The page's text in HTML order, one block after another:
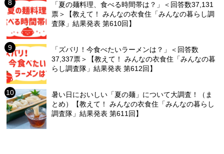
「夏の麺料理、食べる時間帯は？」＜回答数37,131
票＞【教えて！ みんなの衣食住「みんなの暮らし調
査隊」結果発表 第610回】
「ズバリ！今食べたいラーメンは？」＜回答数
37,337票＞【教えて！ みんなの衣食住「みんなの暮
らし調査隊」結果発表 第612回】
暑い日においしい「夏の麺」について大調査！（ま
とめ）【教えて！ みんなの衣食住「みんなの暮らし
調査隊」結果発表 第611回】